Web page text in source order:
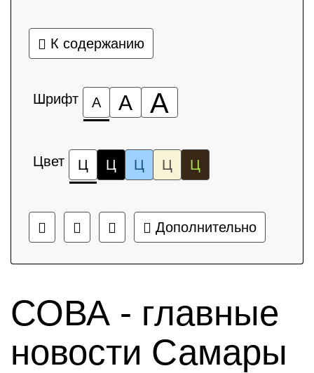
К содержанию
Шрифт А А А
Цвет Ц Ц Ц Ц Ц
Дополнительно
СОВА - главные
новости Самары